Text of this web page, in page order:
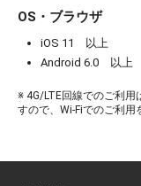
OS・ブラウザ
iOS 11 以上
Android 6.0 以上
※ 4G/LTE回線でのご利用
すので、Wi-Fiでのご利用